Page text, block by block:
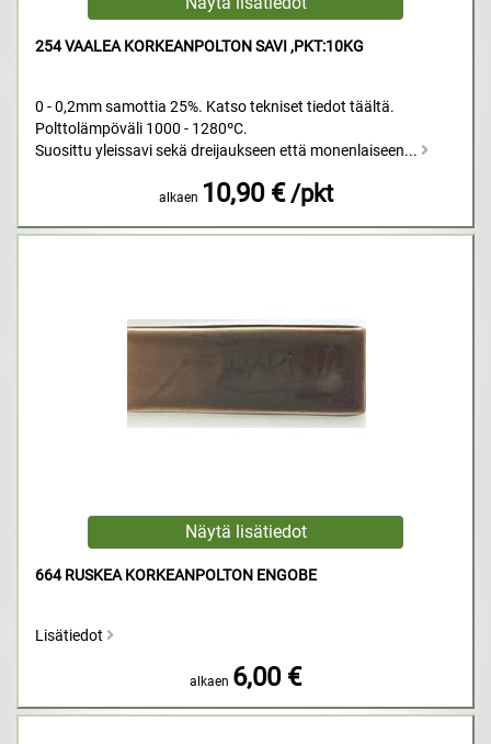
254 VAALEA KORKEANPOLTON SAVI ,PKT:10KG
0 - 0,2mm samottia 25%. Katso tekniset tiedot täältä.
Polttolämpöväli 1000 - 1280ºC.
Suosittu yleissavi sekä dreijaukseen että monenlaiseen...
alkaen 10,90 € /pkt
664 RUSKEA KORKEANPOLTON ENGOBE
Lisätiedot
alkaen 6,00 €